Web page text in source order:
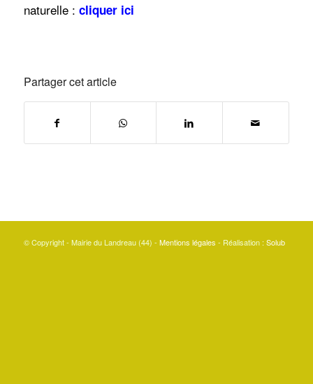
naturelle : cliquer ici
Partager cet article
© Copyright - Mairie du Landreau (44) - Mentions légales - Réalisation : Solub